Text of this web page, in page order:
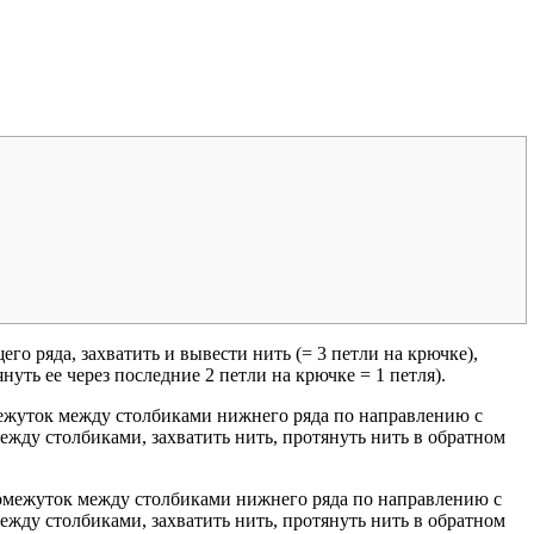
ряда, захватить и вывести нить (= 3 петли на крючке),
ее через последние 2 петли на крючке = 1 петля).
между столбиками нижнего ряда по направлению с
столбиками, захватить нить, протянуть нить в обратном
между столбиками нижнего ряда по направлению с
столбиками, захватить нить, протянуть нить в обратном